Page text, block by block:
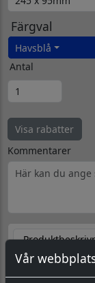
Vår
Färgval
Havsblå
Antal
Visa rabatter
Kommentarer
Datorskuren